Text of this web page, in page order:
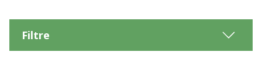
Filtre